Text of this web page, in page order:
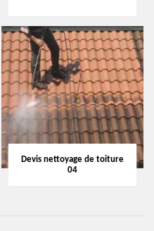
Devis nettoyage de toiture
04